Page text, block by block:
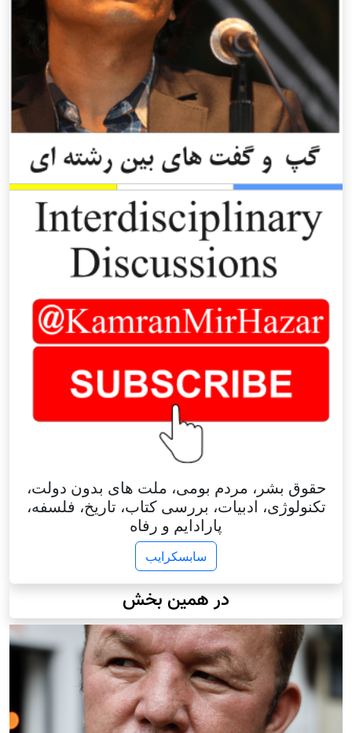
حقوق بشر، مردم بومی، ملت های بدون دولت،
تکنولوژی، ادبیات، بررسی کتاب، تاریخ، فلسفه،
پارادایم و رفاه
سابسکرایب
در همین بخش